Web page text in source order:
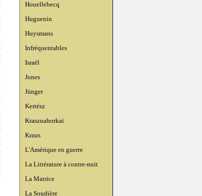
Houellebecq
Huguenin
Huysmans
Infréquentables
Israël
Jones
Jünger
Kertész
Krasznahorkai
Kraus
L'Amérique en guerre
La Littérature à contre-nuit
La Matrice
La Soudière